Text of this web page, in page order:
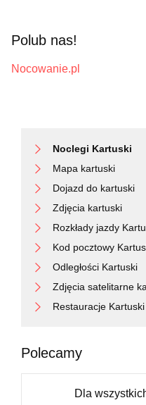
Polub nas!
Nocowanie.pl
Noclegi Kartuski
Mapa kartuski
Dojazd do kartuski
Zdjęcia kartuski
Rozkłady jazdy
Kod pocztowy
Odległości Kartuski
Zdjęcia satelitarne
Restauracje Kartuski
Polecamy
Dla